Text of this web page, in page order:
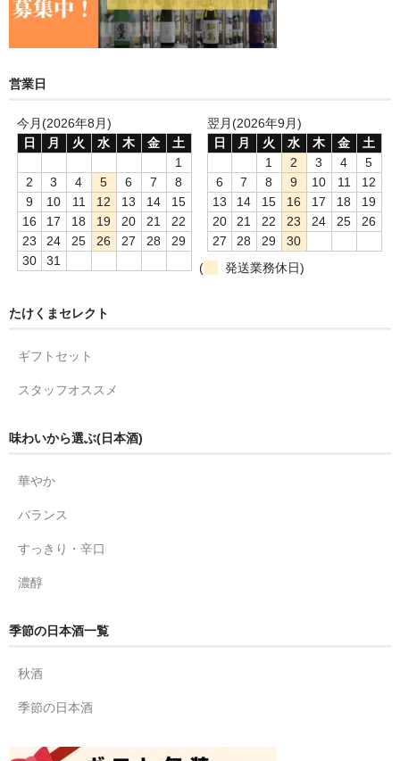
営業日
今月(2026年8月)
日
月 火 水 木 金
土
1
2
3 4 5 6 7
8
9
10 11 12 13 14
15
16
17 18 19 20 21
22
23
24 25 26 27 28
29
30
31
翌月(2026年9月)
日
月 火 水 木 金
土
1
2 3 4
5
6
7 8 9 10 11
12
13
14 15 16 17 18
19
20
21 22 23 24 25
26
27
28 29
30
(
発送業務休日)
たけくまセレクト
ギフトセット
スタッフオススメ
味わいから選ぶ(日本酒)
華やか
バランス
すっきり・辛口
濃醇
季節の日本酒一覧
秋酒
季節の日本酒